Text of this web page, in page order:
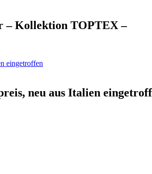
– Kollektion TOPTEX –
neu aus Italien